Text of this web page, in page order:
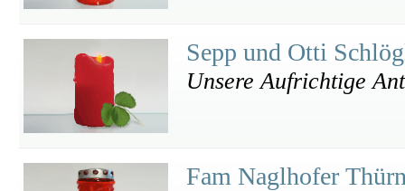
Sepp und Otti
Unsere Aufrichtige
Fam Naglhofer